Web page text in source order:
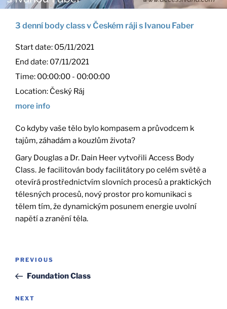
3 denní body class v Českém ráji s Ivanou Faber
Start date: 05/11/2021
End date: 07/11/2021
Time: 00:00:00 - 00:00:00
Location: Český Ráj
more info
Co kdyby vaše tělo bylo kompasem a průvodcem k
tajům, záhadám a kouzlům života?
Gary Douglas a Dr. Dain Heer vytvořili Access Body
Class. Je facilitován body facilitátory po celém světě a
otevírá prostřednictvím slovních procesů a praktických
télesných procesů, nový prostor pro komunikaci s
tělem tím, že dynamickým posunem energie uvolní
napětí a zranění těla.
Post
Previous
Post
PREVIOUS
Foundation Class
Next
NEXT